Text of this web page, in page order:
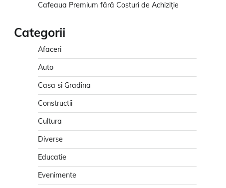
Cafeaua Premium fără Costuri de Achiziție
Categorii
Afaceri
Auto
Casa si Gradina
Constructii
Cultura
Diverse
Educatie
Evenimente